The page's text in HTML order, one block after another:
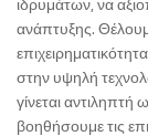
ανάπτυξης.
στην υψηλή
γίνεται
βοηθήσουμε τις